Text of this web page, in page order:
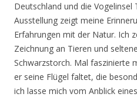
Deutschland und die Vogelinsel
Ausstellung zeigt meine
Erfahrungen mit der Natur. Ich
Zeichnung an Tieren und
Schwarzstorch. Mal faszinierte
er seine Flügel faltet, die
ich lasse mich vom Anblick